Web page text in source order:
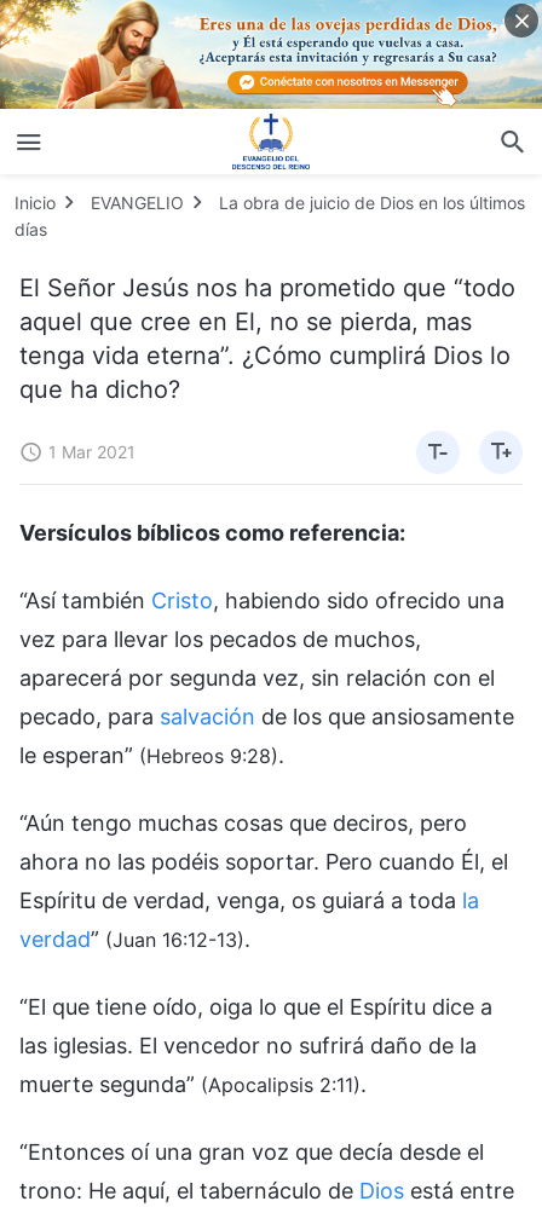
Inicio EVANGELIO
La obra de juicio de Dios en los últimos
días
El Señor Jesús nos ha prometido que “todo
aquel que cree en El, no se pierda, mas
tenga vida eterna”. ¿Cómo cumplirá Dios lo
que ha dicho?
1 Mar 2021
Versículos bíblicos como referencia:
“Así también Cristo, habiendo sido ofrecido una
vez para llevar los pecados de muchos,
aparecerá por segunda vez, sin relación con el
pecado, para salvación de los que ansiosamente
le esperan” (Hebreos 9:28).
“Aún tengo muchas cosas que deciros, pero
ahora no las podéis soportar. Pero cuando Él, el
Espíritu de verdad, venga, os guiará a toda la
verdad” (Juan 16:12-13).
“El que tiene oído, oiga lo que el Espíritu dice a
las iglesias. El vencedor no sufrirá daño de la
muerte segunda” (Apocalipsis 2:11).
“Entonces oí una gran voz que decía desde el
trono: He aquí, el tabernáculo de Dios está entre